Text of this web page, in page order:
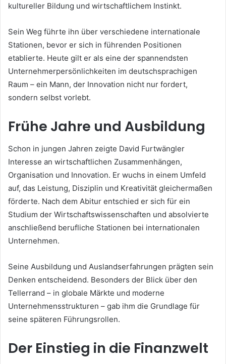
kultureller Bildung und wirtschaftlichem Instinkt.
Sein Weg führte ihn über verschiedene internationale
Stationen, bevor er sich in führenden Positionen
etablierte. Heute gilt er als eine der spannendsten
Unternehmerpersönlichkeiten im deutschsprachigen
Raum – ein Mann, der Innovation nicht nur fordert,
sondern selbst vorlebt.
Frühe Jahre und Ausbildung
Schon in jungen Jahren zeigte David Furtwängler
Interesse an wirtschaftlichen Zusammenhängen,
Organisation und Innovation. Er wuchs in einem Umfeld
auf, das Leistung, Disziplin und Kreativität gleichermaßen
förderte. Nach dem Abitur entschied er sich für ein
Studium der Wirtschaftswissenschaften und absolvierte
anschließend berufliche Stationen bei internationalen
Unternehmen.
Seine Ausbildung und Auslandserfahrungen prägten sein
Denken entscheidend. Besonders der Blick über den
Tellerrand – in globale Märkte und moderne
Unternehmensstrukturen – gab ihm die Grundlage für
seine späteren Führungsrollen.
Der Einstieg in die Finanzwelt